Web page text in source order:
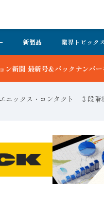
新製品 業界トピックス
ナンバーを無料で公開中 詳細
ニックス・コンタクト ３段階